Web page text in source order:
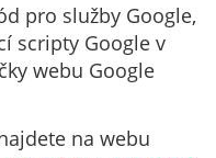
pro služby Google,
scripty Google v
webu Google
na webu